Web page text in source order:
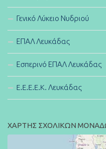
Γενικό Λύκειο Νυδριού
ΕΠΑΛ Λευκάδας
Εσπερινό ΕΠΑΛ Λευκάδας
E.E.E.E.K. Λευκάδας
ΧΑΡΤΗΣ ΣΧΟΛΙΚΩΝ